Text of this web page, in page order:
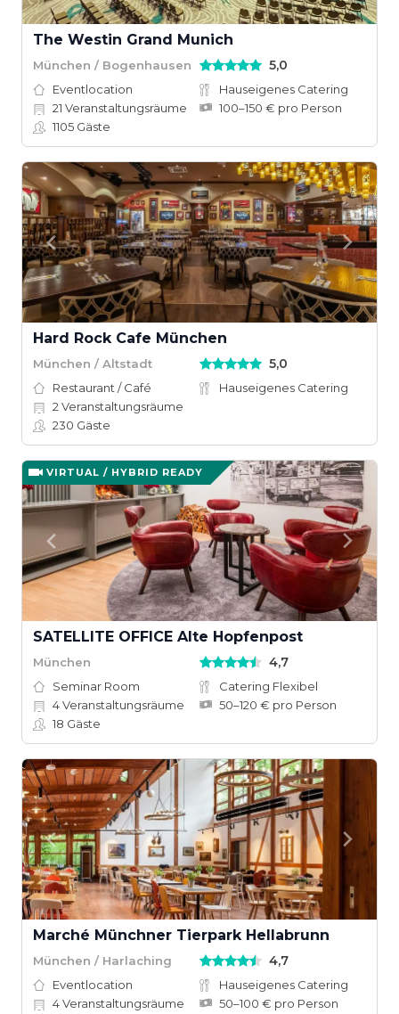
The Westin Grand Munich
München / Bogenhausen 5,0
Eventlocation
Hauseigenes Catering
21 Veranstaltungsräume
100–150 € pro Person
1105 Gäste
Hard Rock Cafe München
München / Altstadt 5,0
Restaurant / Café
Hauseigenes Catering
2 Veranstaltungsräume
230 Gäste
VIRTUAL / HYBRID READY
SATELLITE OFFICE Alte Hopfenpost
München 4,7
Seminar Room
Catering Flexibel
4Veranstaltungsräume
50–120 € pro Person
18 Gäste
Marché Münchner Tierpark Hellabrunn
München / Harlaching 4,7
Eventlocation
Hauseigenes Catering
4Veranstaltungsräume
50–100 € pro Person